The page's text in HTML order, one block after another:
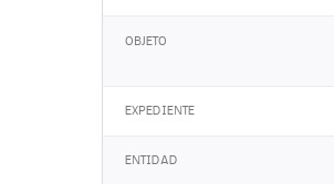
OBJETO
EXPEDIENTE
ENTIDAD